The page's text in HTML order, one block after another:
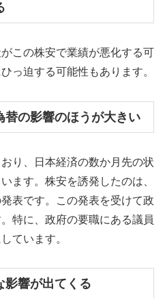
この株安で業績が悪化する可
っ迫する可能性もあります。
の影響のほうが大きい
り、日本経済の数か月先の状
ます。株安を誘発したのは、
表です。この発表を受けて政
特に、政府の要職にある議員
ています。
響が出てくる